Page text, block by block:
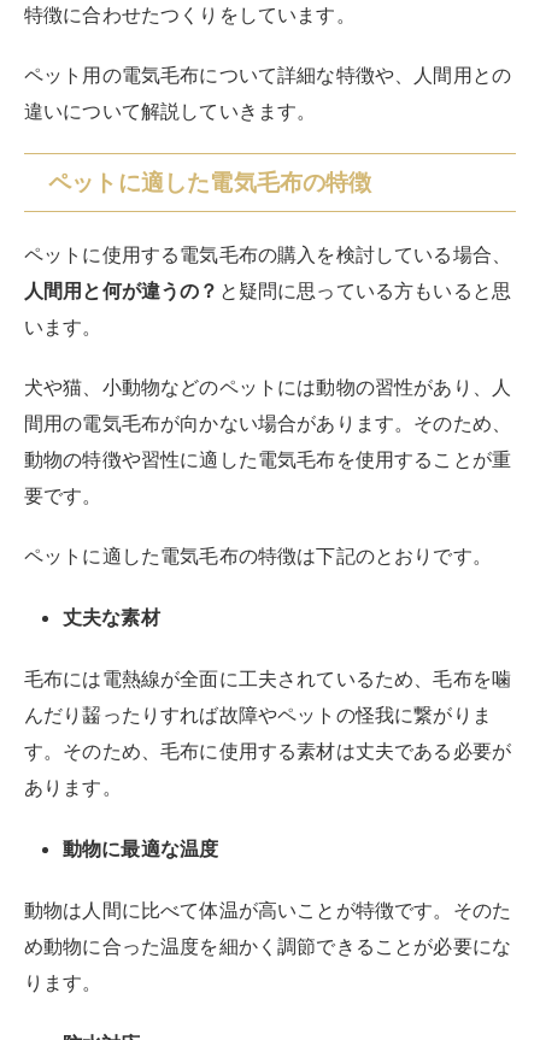
特徴に合わせたつくりをしています。
ペット用の電気毛布について詳細な特徴や、人間用との
違いについて解説していきます。
ペットに適した電気毛布の特徴
ペットに使用する電気毛布の購入を検討している場合、
人間用と何が違うの？ と疑問に思っている方もいると思
います。
犬や猫、小動物などのペットには動物の習性があり、人
間用の電気毛布が向かない場合があります。そのため、
動物の特徴や習性に適した電気毛布を使用することが重
要です。
ペットに適した電気毛布の特徴は下記のとおりです。
丈夫な素材
毛布には電熱線が全面に工夫されているため、毛布を噛
んだり齧ったりすれば故障やペットの怪我に繋がりま
す。そのため、毛布に使用する素材は丈夫である必要が
あります。
動物に最適な温度
動物は人間に比べて体温が高いことが特徴です。そのた
め動物に合った温度を細かく調節できることが必要にな
ります。